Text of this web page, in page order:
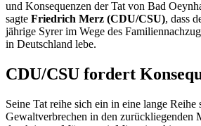
und Konsequenzen der Tat von Bad
sagte Friedrich Merz (CDU/CSU), dass
jährige Syrer im Wege des
in Deutschland lebe.
CDU/CSU fordert
Seine Tat reihe sich ein in eine lange
Gewaltverbrechen in den zurückliegenden